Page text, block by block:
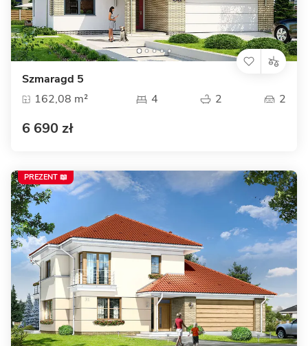
Szmaragd 5
162,08 m²
4 2 2
6 690 zł
PREZENT 📖